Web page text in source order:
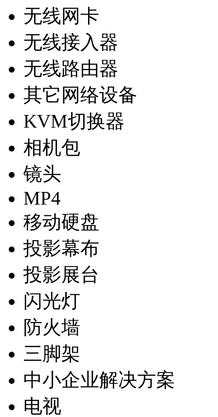
无线网卡
无线接入器
无线路由器
其它网络设备
KVM切换器
相机包
镜头
MP4
移动硬盘
投影幕布
投影展台
闪光灯
防火墙
三脚架
中小企业解决方案
电视